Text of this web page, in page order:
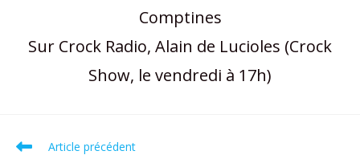
Comptines
Sur Crock Radio, Alain de Lucioles (Crock
Show, le vendredi à 17h)
Article précédent